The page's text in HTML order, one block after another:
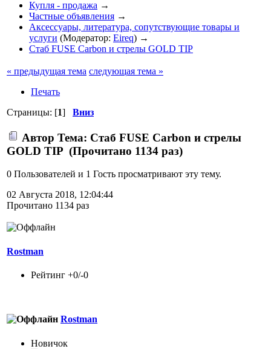
Купля - продажа →
Частные объявления →
Аксессуары, литература, сопутствующие товары и
услуги (Модератор: Eireq) →
Стаб FUSE Carbon и стрелы GOLD TIP
« предыдущая тема следующая тема »
Печать
Страницы: [1] Вниз
Автор Тема: Стаб FUSE Carbon и стрелы
GOLD TIP (Прочитано 1134 раз)
0 Пользователей и 1 Гость просматривают эту тему.
02 Августа 2018, 12:04:44
Прочитано 1134 раз
Rostman
Рейтинг +0/-0
Rostman
Новичок